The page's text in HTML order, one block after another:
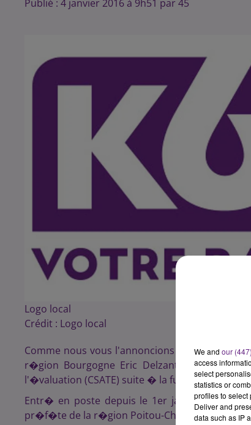
Publié : 4 janvier 2016 à 9h51 par 45
Logo local
Crédit : Logo local
Comme nous vous l'annoncions le mercredi
r�gion Bourgogne Eric Delzant a �t�
l'�valuation (CSATE) suite � la fusion des
Entr� en poste depuis le 1er janvier 2016, il
pr�f�te de la r�gion Poitou-Charentes.
We and our
access
select
statistics or
profiles to select
Deliver and
data such as IP